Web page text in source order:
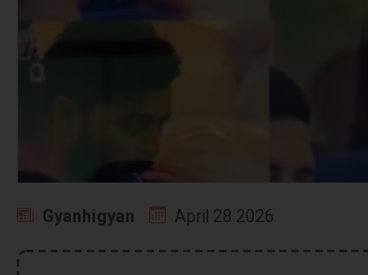
Gyanhigyan April 28 2026